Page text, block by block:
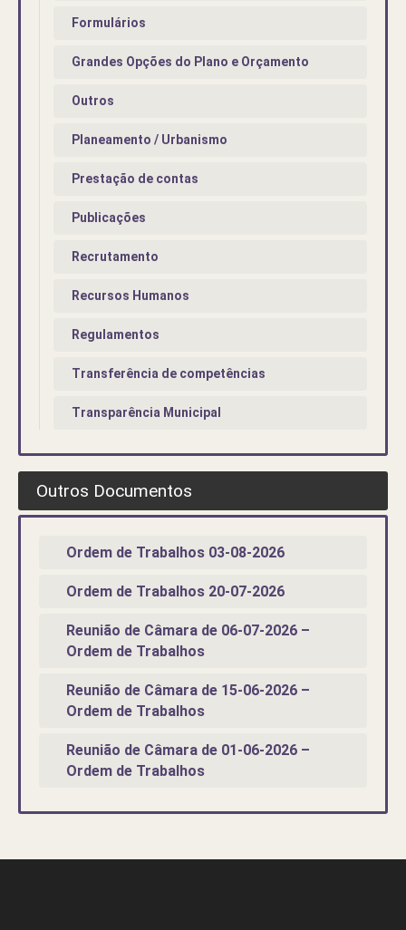
Formulários
Grandes Opções do Plano e Orçamento
Outros
Planeamento / Urbanismo
Prestação de contas
Publicações
Recrutamento
Recursos Humanos
Regulamentos
Transferência de competências
Transparência Municipal
Outros Documentos
Ordem de Trabalhos 03-08-2026
Ordem de Trabalhos 20-07-2026
Reunião de Câmara de 06-07-2026 –
Ordem de Trabalhos
Reunião de Câmara de 15-06-2026 –
Ordem de Trabalhos
Reunião de Câmara de 01-06-2026 –
Ordem de Trabalhos